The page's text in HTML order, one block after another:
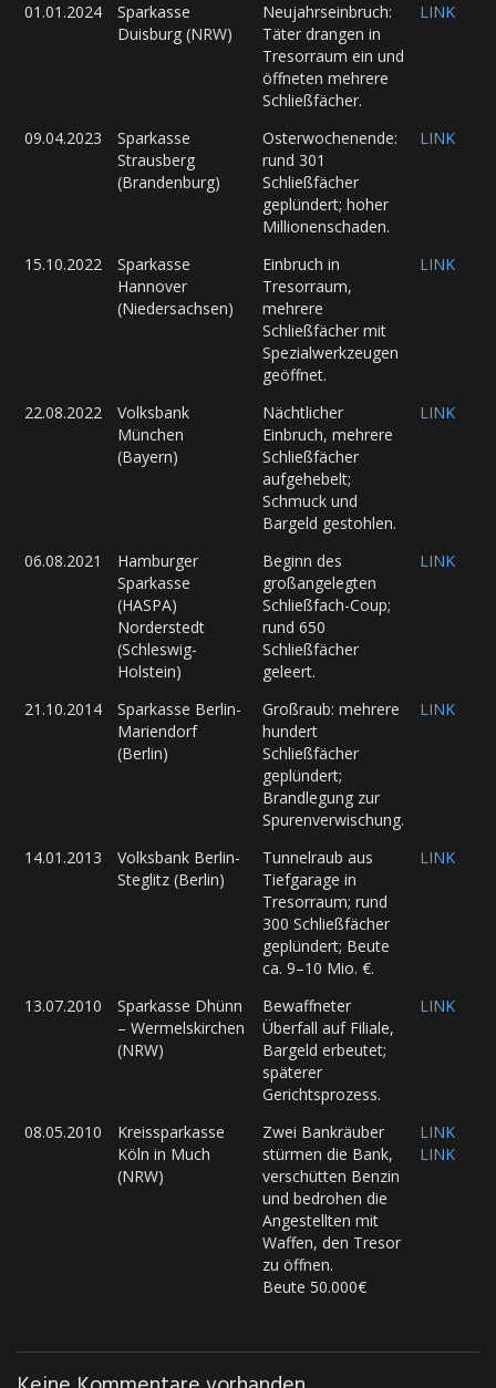
01.01.2024
Sparkasse
Duisburg (NRW)
Neujahrseinbruch:
Täter drangen in
Tresorraum ein und
öffneten mehrere
Schließfächer.
LINK
09.04.2023
Sparkasse
Strausberg
(Brandenburg)
Osterwochenende:
rund 301
Schließfächer
geplündert; hoher
Millionenschaden.
LINK
15.10.2022
Sparkasse
Hannover
(Niedersachsen)
Einbruch in
Tresorraum,
mehrere
Schließfächer mit
Spezialwerkzeugen
geöffnet.
LINK
22.08.2022
Volksbank
München
(Bayern)
Nächtlicher
Einbruch, mehrere
Schließfächer
aufgehebelt;
Schmuck und
Bargeld gestohlen.
LINK
06.08.2021
Hamburger
Sparkasse
(HASPA)
Norderstedt
(Schleswig-
Holstein)
Beginn des
großangelegten
Schließfach-Coup;
rund 650
Schließfächer
geleert.
LINK
21.10.2014
Sparkasse Berlin-
Mariendorf
(Berlin)
Großraub: mehrere
hundert
Schließfächer
geplündert;
Brandlegung zur
Spurenverwischung.
LINK
14.01.2013
Volksbank Berlin-
Steglitz (Berlin)
Tunnelraub aus
Tiefgarage in
Tresorraum; rund
300 Schließfächer
geplündert; Beute
ca. 9–10 Mio. €.
LINK
13.07.2010
Sparkasse Dhünn
– Wermelskirchen
(NRW)
Bewaffneter
Überfall auf Filiale,
Bargeld erbeutet;
späterer
Gerichtsprozess.
LINK
08.05.2010
Kreissparkasse
Köln in Much
(NRW)
Zwei Bankräuber
stürmen die Bank,
verschütten Benzin
und bedrohen die
Angestellten mit
Waffen, den Tresor
zu öffnen.
Beute 50.000€
LINK
LINK